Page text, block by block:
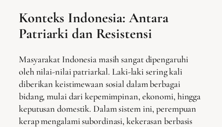
Konteks Indonesia: Antara
Patriarki dan Resistensi
Masyarakat Indonesia masih sangat dipengaruhi
oleh nilai-nilai patriarkal. Laki-laki sering kali
diberikan keistimewaan sosial dalam berbagai
bidang, mulai dari kepemimpinan, ekonomi, hingga
keputusan domestik. Dalam sistem ini, perempuan
kerap mengalami subordinasi, kekerasan berbasis